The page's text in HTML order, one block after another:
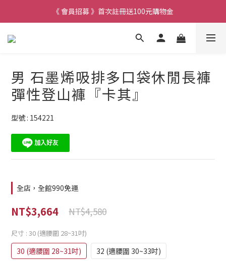
《 會員招募 》首次註冊送100元購物金
男 石墨烯吸排多口袋休閒長褲
彈性登山褲『卡其』
型號 : 154221
全店，全館990免運
NT$3,664 NT$4,580
尺寸 : 30 (適腰圍 28~31吋)
30 (適腰圍 28~31吋)
32 (適腰圍 30~33吋)